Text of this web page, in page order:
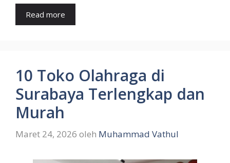
Read more
10 Toko Olahraga di
Surabaya Terlengkap dan
Murah
Maret 24, 2026 oleh Muhammad Vathul